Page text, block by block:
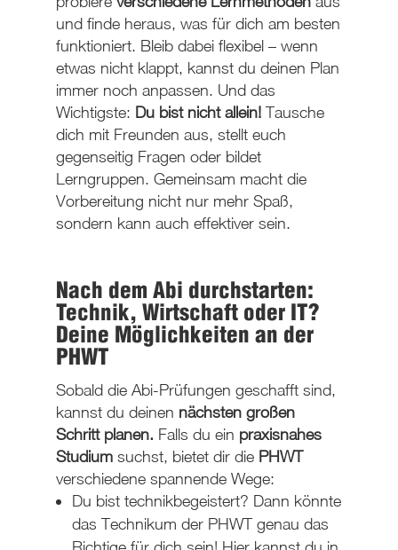
und finde heraus, was für dich am besten
funktioniert. Bleib dabei flexibel – wenn
etwas nicht klappt, kannst du deinen Plan
immer noch anpassen. Und das
Wichtigste: Du bist nicht allein!Tausche
dich mit Freunden aus, stellt euch
gegenseitig Fragen oder bildet
Lerngruppen. Gemeinsam macht die
Vorbereitung nicht nur mehr Spaß,
sondern kann auch effektiver sein.
Nach dem Abi durchstarten:
Technik, Wirtschaft oder IT?
Deine Möglichkeiten an der
PHWT
Sobald die Abi-Prüfungen geschafft sind,
kannst du deinen nächsten großen
Schritt planen. Falls du ein praxisnahes
Studiumsuchst, bietet dir die PHWT
verschiedene spannende Wege:
Du bist technikbegeistert? Dann könnte
das Technikum der PHWT genau das